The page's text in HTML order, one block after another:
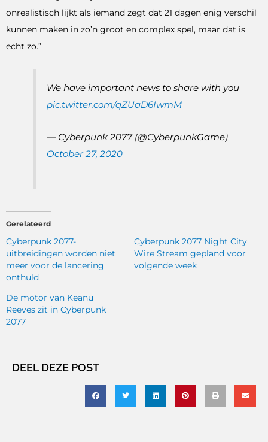
onrealistisch lijkt als iemand zegt dat 21 dagen enig verschil
kunnen maken in zo’n groot en complex spel, maar dat is
echt zo.”
We have important news to share with you
pic.twitter.com/qZUaD6IwmM
— Cyberpunk 2077 (@CyberpunkGame)
October 27, 2020
Gerelateerd
Cyberpunk 2077-
uitbreidingen worden niet
meer voor de lancering
onthuld
Cyberpunk 2077 Night City
Wire Stream gepland voor
volgende week
De motor van Keanu
Reeves zit in Cyberpunk
2077
DEEL DEZE POST